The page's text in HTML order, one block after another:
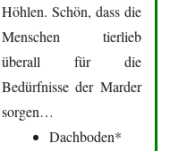
Höhlen. Schön, dass die
Menschen tierlieb
überall für die
Bedürfnisse der Marder
sorgen…
Dachboden*